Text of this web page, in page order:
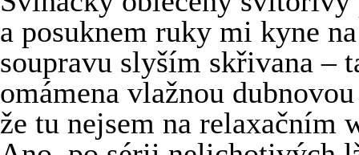
a posuknem ruky mi kyne
soupravu slyším skřivana –
omámena vlažnou
že tu nejsem na relaxačním